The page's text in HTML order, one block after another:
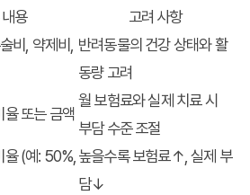
용 고려 사항
비, 약제비,
반려동물의 건강 상태와 활
동량 고려
율 또는 금액
월 보험료와 실제 치료 시
부담 수준 조절
율 (예: 50%, 높을수록 보험료↑, 실제 부
담↓